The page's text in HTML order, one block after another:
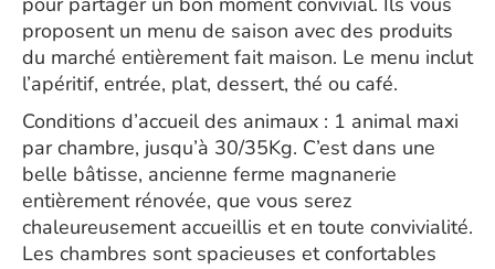
proposent un menu de saison avec des produits
du marché entièrement fait maison. Le menu inclut
l’apéritif, entrée, plat, dessert, thé ou café.
Conditions d’accueil des animaux : 1 animal maxi
par chambre, jusqu’à 30/35Kg. C’est dans une
belle bâtisse, ancienne ferme magnanerie
entièrement rénovée, que vous serez
chaleureusement accueillis et en toute convivialité.
Les chambres sont spacieuses et confortables